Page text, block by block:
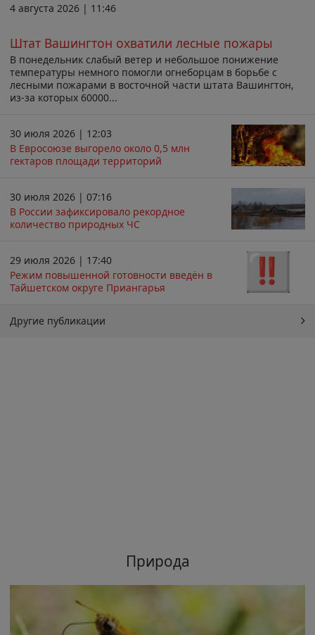
4 августа 2026 | 11:46
Штат Вашингтон охватили лесные пожары
В понедельник слабый ветер и небольшое понижение
температуры немного помогли огнеборцам в борьбе с
лесными пожарами в восточной части штата Вашингтон,
из-за которых 60000...
30 июля 2026 | 12:03
В Евросоюзе выгорело около 0,5 млн
гектаров площади территорий
30 июля 2026 | 07:16
В России зафиксировало рекордное
количество природных ЧС
29 июля 2026 | 17:40
Режим повышенной готовности введён в
Тайшетском округе Приангарья
Другие публикации
Природа